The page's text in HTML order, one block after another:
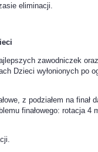
eliminacji.
zawodniczek
Dzieci wyłonionych po
z podziałem na finał
finałowego: rotacja 4